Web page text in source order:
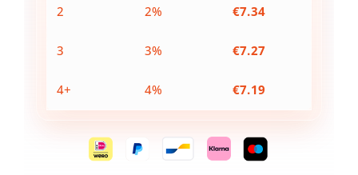
2 2% €7.34
3 3% €7.27
4+ 4% €7.19